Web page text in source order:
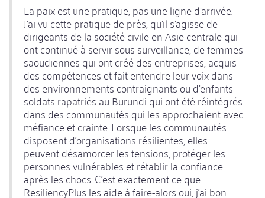
La paix est une pratique, pas une ligne d'arrivée.
J'ai vu cette pratique de près, qu'il s'agisse de
dirigeants de la société civile en Asie centrale qui
ont continué à servir sous surveillance, de femmes
saoudiennes qui ont créé des entreprises, acquis
des compétences et fait entendre leur voix dans
des environnements contraignants ou d'enfants
soldats rapatriés au Burundi qui ont été réintégrés
dans des communautés qui les approchaient avec
méfiance et crainte. Lorsque les communautés
disposent d'organisations résilientes, elles
peuvent désamorcer les tensions, protéger les
personnes vulnérables et rétablir la confiance
après les chocs. C'est exactement ce que
ResiliencyPlus les aide à faire-alors oui, j'ai bon